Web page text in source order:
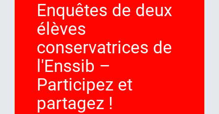
Enquêtes de deux
élèves
conservatrices de
l'Enssib –
Participez et
partagez !